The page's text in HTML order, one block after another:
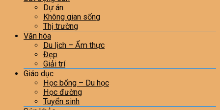
Dự án
Không gian sống
Thị trường
Văn hóa
Du lịch – Ẩm thực
Đẹp
Giải trí
Giáo dục
Học bổng – Du học
Học đường
Tuyển sinh